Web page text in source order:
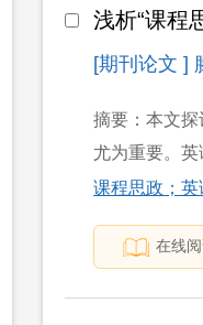
浅析“课程
[期刊论文 ]
摘要：本文探
尤为重要。
课程思政；
在线